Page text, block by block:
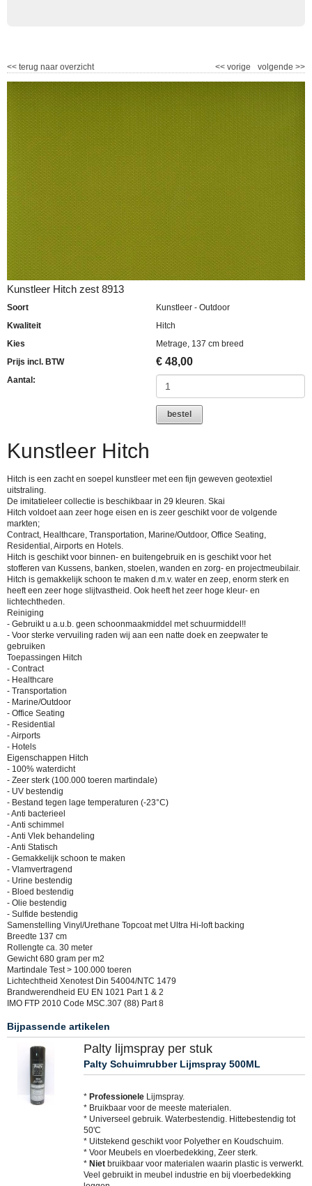
<< terug naar overzicht volgende >>
<< vorige
Kunstleer Hitch zest 8913
Soort
Kunstleer - Outdoor
Kwaliteit
Hitch
Kies
Metrage, 137 cm breed
Prijs incl. BTW
€ 48,00
Aantal:
bestel
Kunstleer Hitch
Hitch is een zacht en soepel kunstleer met een fijn geweven geotextiel
uitstraling.
De imitatieleer collectie is beschikbaar in 29 kleuren. Skai
Hitch voldoet aan zeer hoge eisen en is zeer geschikt voor de volgende
markten;
Contract, Healthcare, Transportation, Marine/Outdoor, Office Seating,
Residential, Airports en Hotels.
Hitch is geschikt voor binnen- en buitengebruik en is geschikt voor het
stofferen van Kussens, banken, stoelen, wanden en zorg- en projectmeubilair.
Hitch is gemakkelijk schoon te maken d.m.v. water en zeep, enorm sterk en
heeft een zeer hoge slijtvastheid. Ook heeft het zeer hoge kleur- en
lichtechtheden.
Reiniging
- Gebruikt u a.u.b. geen schoonmaakmiddel met schuurmiddel!!
- Voor sterke vervuiling raden wij aan een natte doek en zeepwater te
gebruiken
Toepassingen Hitch
- Contract
- Healthcare
- Transportation
- Marine/Outdoor
- Office Seating
- Residential
- Airports
- Hotels
Eigenschappen Hitch
- 100% waterdicht
- Zeer sterk (100.000 toeren martindale)
- UV bestendig
- Bestand tegen lage temperaturen (-23°C)
- Anti bacterieel
- Anti schimmel
- Anti Vlek behandeling
- Anti Statisch
- Gemakkelijk schoon te maken
- Vlamvertragend
- Urine bestendig
- Bloed bestendig
- Olie bestendig
- Sulfide bestendig
Samenstelling Vinyl/Urethane Topcoat met Ultra Hi-loft backing
Breedte 137 cm
Rollengte ca. 30 meter
Gewicht 680 gram per m2
Martindale Test > 100.000 toeren
Lichtechtheid Xenotest Din 54004/NTC 1479
Brandwerendheid EU EN 1021 Part 1 & 2
IMO FTP 2010 Code MSC.307 (88) Part 8
Bijpassende artikelen
Palty lijmspray per stuk
Palty Schuimrubber Lijmspray 500ML
* Professionele Lijmspray.
* Bruikbaar voor de meeste materialen.
* Universeel gebruik. Waterbestendig. Hittebestendig tot
50'C
* Uitstekend geschikt voor Polyether en Koudschuim.
* Voor Meubels en vloerbedekking, Zeer sterk.
* Niet bruikbaar voor materialen waarin plastic is verwerkt.
Veel gebruikt in meubel industrie en bij vloerbedekking